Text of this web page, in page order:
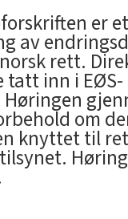
er
av
rett.
tatt inn i EØS-
om
knyttet til